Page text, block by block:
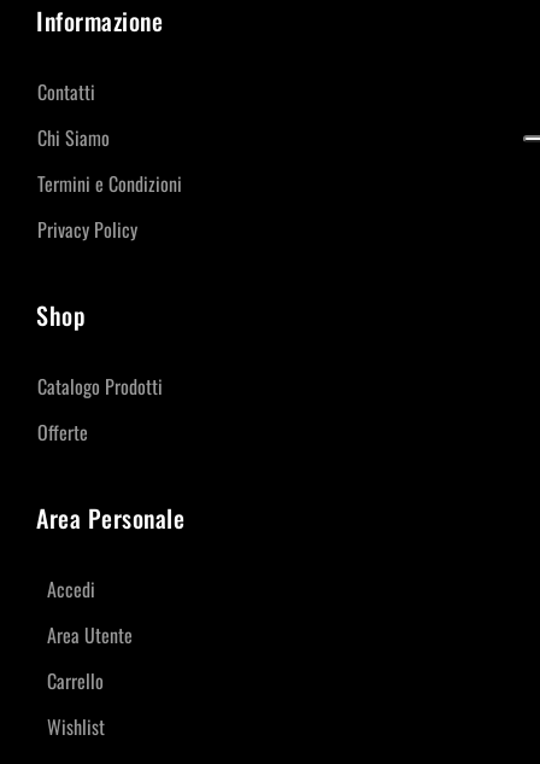
Informazione
Contatti
Chi Siamo
Termini e Condizioni
Privacy Policy
Shop
Catalogo Prodotti
Offerte
Area Personale
Accedi
Area Utente
Carrello
Wishlist